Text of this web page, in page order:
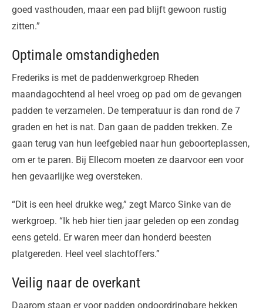
goed vasthouden, maar een pad blijft gewoon rustig
zitten.”
Optimale omstandigheden
Frederiks is met de paddenwerkgroep Rheden
maandagochtend al heel vroeg op pad om de gevangen
padden te verzamelen. De temperatuur is dan rond de 7
graden en het is nat. Dan gaan de padden trekken. Ze
gaan terug van hun leefgebied naar hun geboorteplassen,
om er te paren. Bij Ellecom moeten ze daarvoor een voor
hen gevaarlijke weg oversteken.
“Dit is een heel drukke weg,” zegt Marco Sinke van de
werkgroep. “Ik heb hier tien jaar geleden op een zondag
eens geteld. Er waren meer dan honderd beesten
platgereden. Heel veel slachtoffers.”
Veilig naar de overkant
Daarom staan er voor padden ondoordringbare hekken